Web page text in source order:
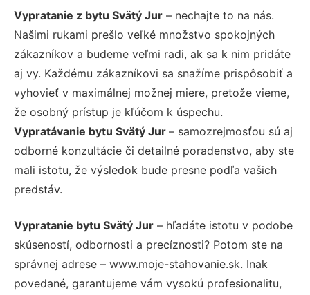
Vypratanie z bytu Svätý Jur – nechajte to na nás.
Našimi rukami prešlo veľké množstvo spokojných
zákazníkov a budeme veľmi radi, ak sa k nim pridáte
aj vy. Každému zákazníkovi sa snažíme prispôsobiť a
vyhovieť v maximálnej možnej miere, pretože vieme,
že osobný prístup je kľúčom k úspechu.
Vypratávanie bytu Svätý Jur – samozrejmosťou sú aj
odborné konzultácie či detailné poradenstvo, aby ste
mali istotu, že výsledok bude presne podľa vašich
predstáv.
Vypratanie bytu Svätý Jur – hľadáte istotu v podobe
skúseností, odbornosti a precíznosti? Potom ste na
správnej adrese – www.moje-stahovanie.sk. Inak
povedané, garantujeme vám vysokú profesionalitu,